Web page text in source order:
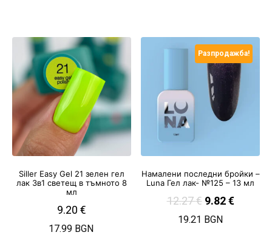
Siller Easy Gel 21 зелен гел
лак 3в1 светещ в тъмното 8
мл
9.20 €
17.99 BGN
Разпродажба!
Намалени последни бройки –
Luna Гел лак- №125 – 13 мл
12.27€ 9.82€
19.21 BGN